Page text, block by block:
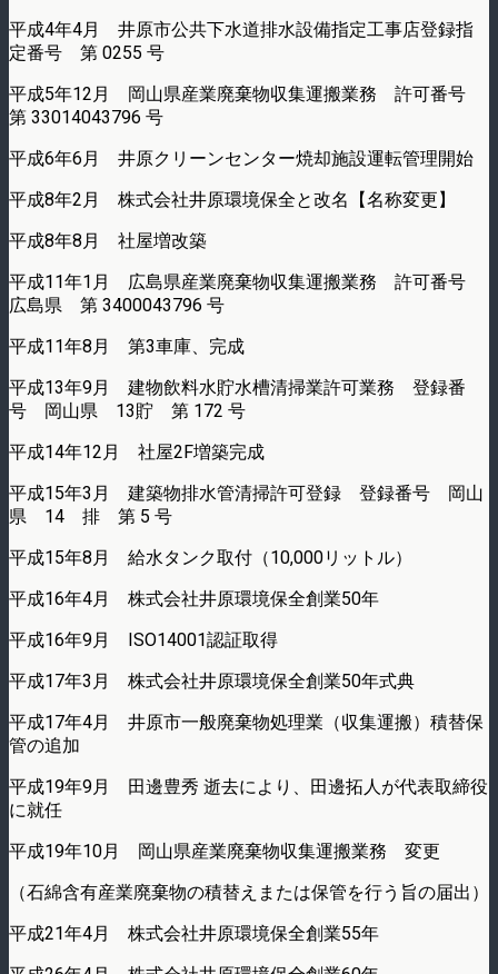
平成4年4月 井原市公共下水道排水設備指定工事店登録指
定番号 第 0255 号
平成5年12月 岡山県産業廃棄物収集運搬業務 許可番号
第 33014043796 号
平成6年6月 井原クリーンセンター焼却施設運転管理開始
平成8年2月 株式会社井原環境保全と改名【名称変更】
平成8年8月 社屋増改築
平成11年1月 広島県産業廃棄物収集運搬業務 許可番号
広島県 第 3400043796 号
平成11年8月 第3車庫、完成
平成13年9月 建物飲料水貯水槽清掃業許可業務 登録番
号 岡山県 13貯 第 172 号
平成14年12月 社屋2F増築完成
平成15年3月 建築物排水管清掃許可登録 登録番号 岡山
県 14 排 第 5 号
平成15年8月 給水タンク取付（10,000リットル）
平成16年4月 株式会社井原環境保全創業50年
平成16年9月 ISO14001認証取得
平成17年3月 株式会社井原環境保全創業50年式典
平成17年4月 井原市一般廃棄物処理業（収集運搬）積替保
管の追加
平成19年9月 田邊豊秀 逝去により、田邊拓人が代表取締役
に就任
平成19年10月 岡山県産業廃棄物収集運搬業務 変更
（石綿含有産業廃棄物の積替えまたは保管を行う旨の届出）
平成21年4月 株式会社井原環境保全創業55年